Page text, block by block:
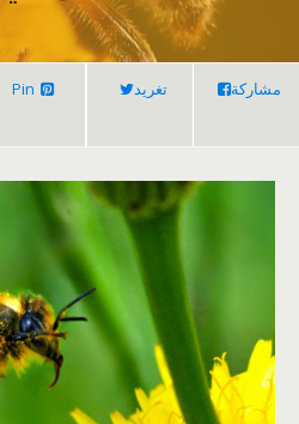
مشاركة تغريد Pin